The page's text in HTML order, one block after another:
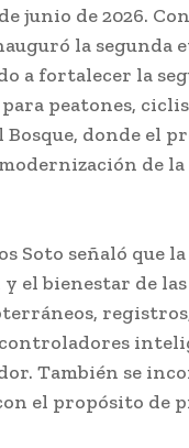
junio de 2026.
la segunda
a fortalecer la
peatones,
Bosque, donde el
de
Soto señaló que
el bienestar de
También se
el propósito de